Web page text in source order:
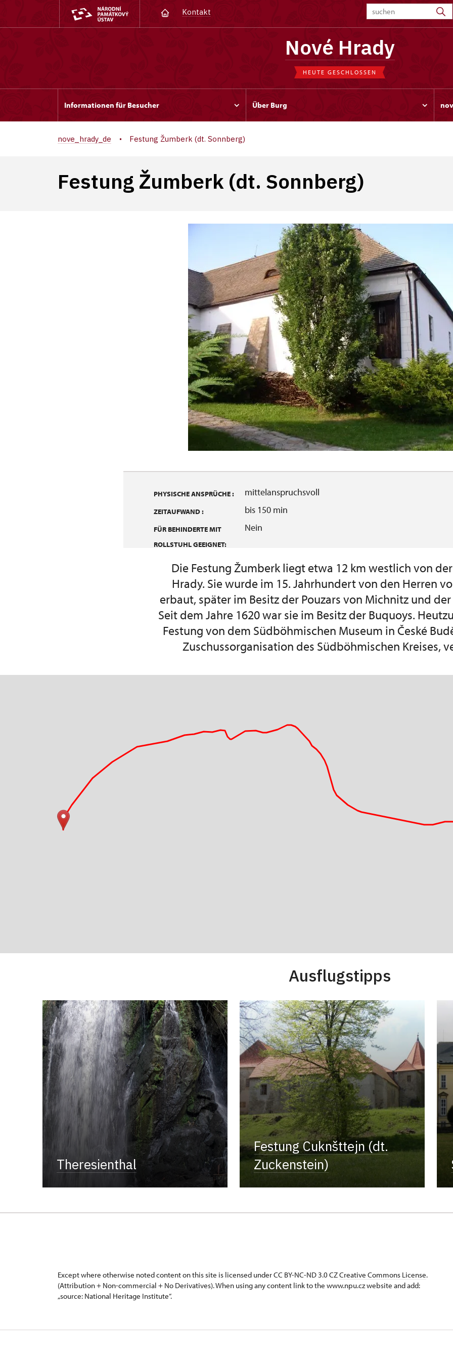
Kontakt
Nové Hrady
HEUTE GESCHLOSSEN
Informationen für Besucher Über Burg
nove_hrady_de Festung Žumberk (dt. Sonnberg)
Festung Žumberk (dt. Sonnberg)
PHYSISCHE ANSPRÜCHE : mittelanspruchsvoll
ZEITAUFWAND : bis 150 min
FÜR BEHINDERTE MIT
ROLLSTUHL GEEIGNET:
Nein
Die Festung Žumberk liegt etwa 12 km westlich von
Hrady. Sie wurde im 15. Jahrhundert von den Herren
erbaut, später im Besitz der Pouzars von Michnitz und
Seit dem Jahre 1620 war sie im Besitz der Buquoys.
Festung von dem Südböhmischen Museum in České
Zuschussorganisation des Südböhmischen Kreises,
Ausflugstipps
Theresienthal
Festung Cuknšttejn (dt.
Zuckenstein)
Except where otherwise noted content on this site is licensed under CC BY-NC-ND 3.0 CZCreative Commons License.
(Attribution + Non-commercial + No Derivatives). When using any content link to the www.npu.cz website and add:
„source: National Heritage Institute“.